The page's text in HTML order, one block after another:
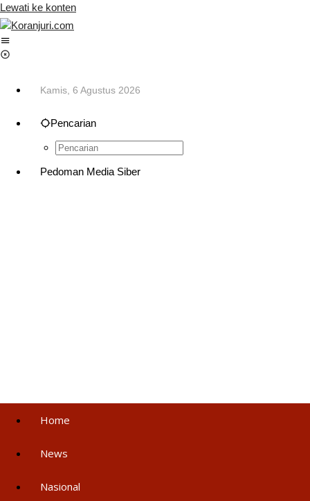
Lewati ke konten
Kamis, 6 Agustus 2026
Pencarian
Pedoman Media Siber
Home
News
Nasional